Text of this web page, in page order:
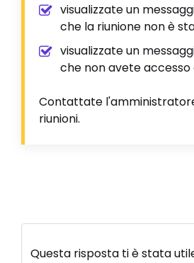
visualizzate un
che la riunione non è
visualizzate un
che non avete accesso
Contattate
riunioni.
Questa risposta ti è stata